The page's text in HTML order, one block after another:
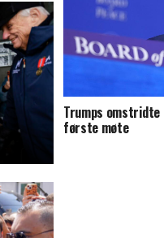
Trumps
første møte